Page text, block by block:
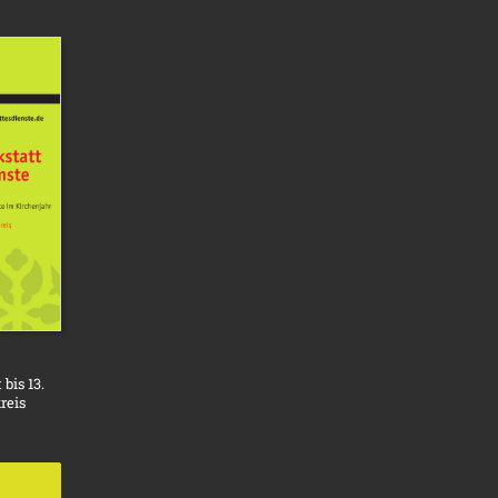
13.